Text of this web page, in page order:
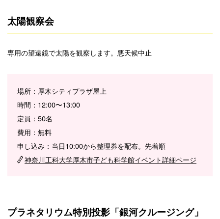
太陽観察会
専用の望遠鏡で太陽を観察します。悪天候中止
場所：厚木シティプラザ屋上
時間：12:00〜13:00
定員：50名
費用：無料
申し込み：当日10:00から整理券を配布。先着順
神奈川工科大学厚木市子ども科学館イベント詳細ページ
プラネタリウム特別投影「銀河クルージング」